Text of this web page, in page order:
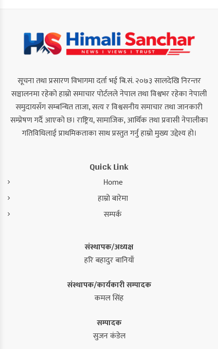
सूचना तथा प्रसारण विभागमा दर्ता भई बि.सं. २०७३ सालदेखि निरन्तर
सञ्चालनमा रहेको हाम्रो समाचार पोर्टलले नेपाल तथा विश्वभर रहेका नेपाली
समुदायसँग सम्बन्धित ताजा, सत्य र विश्वसनीय समाचार तथा जानकारी
सम्प्रेषण गर्दै आएको छ। राष्ट्रिय, सामाजिक, आर्थिक तथा प्रवासी नेपालीका
गतिविधिलाई प्राथमिकताका साथ प्रस्तुत गर्नु हाम्रो मुख्य उद्देश्य हो।
Quick Link
Home
हाम्रो बारेमा
सम्पर्क
संस्थापक/अध्यक्ष
हरि बहादुर बानियाँ
संस्थापक/कार्यकारी सम्पादक
कमल सिंह
सम्पादक
सुजन कंडेल